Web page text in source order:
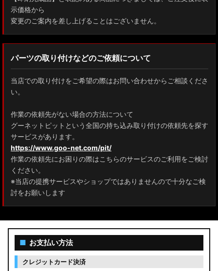
示価格から
変更のご案内を差し上げることはございません。
パーツの取り付けなどのご依頼について
当店での取り付けをご希望の際はお問い合わせからご相談くださ
い。
作業の依頼先がない場合の方法について
グーネットピットという全国の持ち込み取り付けの依頼先を探す
サービスがあります。
https://www.goo-net.com/pit/
作業の依頼先にお困りの際はこちらのサービスのご利用をご検討
ください。
※当店の提携サービスやショップではありませんので十分なご検
討をお願いします
■ お支払い方法
クレジットカード決済